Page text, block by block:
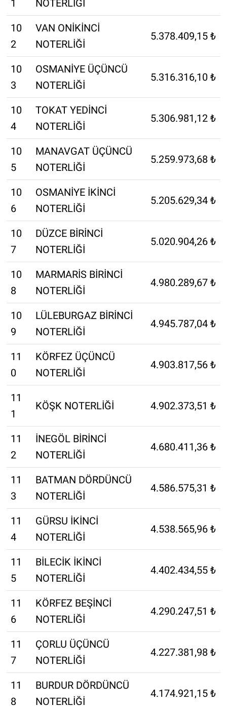
1 NOTERLİĞİ
10
2
VAN ONİKİNCİ
NOTERLİĞİ
5.378.409,15 ₺
10
3
OSMANİYE ÜÇÜNCÜ
NOTERLİĞİ
5.316.316,10 ₺
10
4
TOKAT YEDİNCİ
NOTERLİĞİ
5.306.981,12 ₺
10
5
MANAVGAT ÜÇÜNCÜ
NOTERLİĞİ
5.259.973,68 ₺
10
6
OSMANİYE İKİNCİ
NOTERLİĞİ
5.205.629,34 ₺
10
7
DÜZCE BİRİNCİ
NOTERLİĞİ
5.020.904,26 ₺
10
8
MARMARİS BİRİNCİ
NOTERLİĞİ
4.980.289,67 ₺
10
9
LÜLEBURGAZ BİRİNCİ
NOTERLİĞİ
4.945.787,04 ₺
11
0
KÖRFEZ ÜÇÜNCÜ
NOTERLİĞİ
4.903.817,56 ₺
11
1
KÖŞK NOTERLİĞİ 4.902.373,51 ₺
11
2
İNEGÖL BİRİNCİ
NOTERLİĞİ
4.680.411,36 ₺
11
3
BATMAN DÖRDÜNCÜ
NOTERLİĞİ
4.586.575,31 ₺
11
4
GÜRSU İKİNCİ
NOTERLİĞİ
4.538.565,96 ₺
11
5
BİLECİK İKİNCİ
NOTERLİĞİ
4.402.434,55 ₺
11
6
KÖRFEZ BEŞİNCİ
NOTERLİĞİ
4.290.247,51 ₺
11
7
ÇORLU ÜÇÜNCÜ
NOTERLİĞİ
4.227.381,98 ₺
11
8
BURDUR DÖRDÜNCÜ
NOTERLİĞİ
4.174.921,15 ₺